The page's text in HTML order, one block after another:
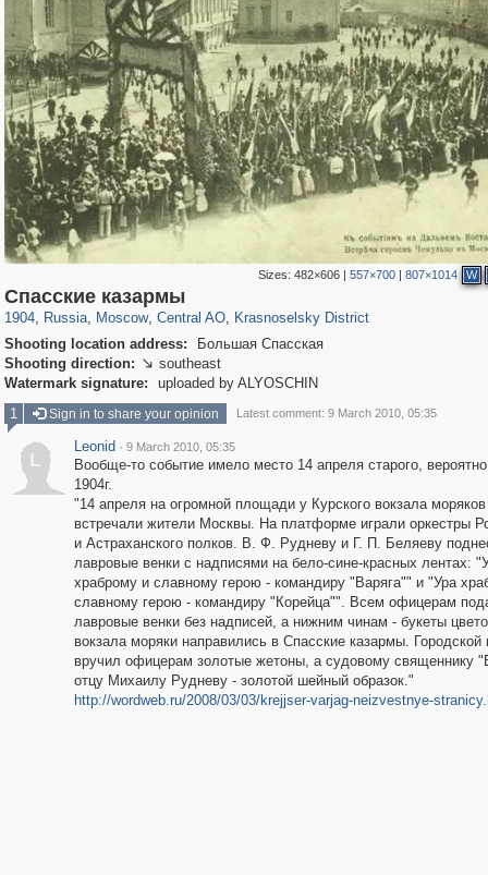
Sizes: 482×606| 557×700| 807×1014 W
Спасские казармы
1904, Russia
1,406,545 29,243
, Moscow
319,784 8,286
, Central AO
159,978 5,916
, Krasnoselsky District
Shooting location address:
Большая Спасская
Shooting direction:  southeast
Watermark signature:
uploaded by ALYOSCHIN
1
Sign in to share your opinion Latest comment: 9 March 2010, 05:35
L
Leonid · 9 March 2010, 05:35
Вообще-то событие имело место 14 апреля старого,
1904г.
"14 апреля на огромной площади у Курского вокзала моряков
встречали жители Москвы. На платформе играли оркестры
и Астраханского полков. В. Ф. Рудневу и Г. П. Беляеву
лавровые венки с надписями на бело-сине-красных лентах:
храброму и славному герою - командиру "Варяга"" и "Ура
славному герою - командиру "Корейца"". Всем офицерам
лавровые венки без надписей, а нижним чинам - букеты
вокзала моряки направились в Спасские казармы. Городской
вручил офицерам золотые жетоны, а судовому священнику
отцу Михаилу Рудневу - золотой шейный образок."
http://wordweb.ru/2008/03/03/krejjser-varjag-neizvestnye-